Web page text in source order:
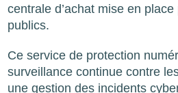
centrale d’achat mise en
publics.
Ce service de protection
surveillance continue contre
une gestion des incidents